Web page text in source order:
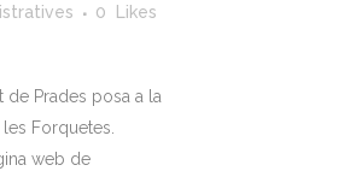
0
Likes
de Prades posa a la
Forquetes.
web de